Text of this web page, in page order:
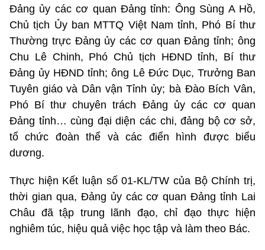
Đảng ủy các cơ quan Đảng tỉnh: Ông Sùng A Hồ,
Chủ tịch Ủy ban MTTQ Việt Nam tỉnh, Phó Bí thư
Thường trực Đảng ủy các cơ quan Đảng tỉnh; ông
Chu Lê Chinh, Phó Chủ tịch HĐND tỉnh, Bí thư
Đảng ủy HĐND tỉnh; ông Lê Đức Dục, Trưởng Ban
Tuyên giáo và Dân vận Tỉnh ủy; bà Đào Bích Vân,
Phó Bí thư chuyên trách Đảng ủy các cơ quan
Đảng tỉnh… cùng đại diện các chi, đảng bộ cơ sở,
tổ chức đoàn thể và các điển hình được biểu
dương.
Thực hiện Kết luận số 01-KL/TW của Bộ Chính trị,
thời gian qua, Đảng ủy các cơ quan Đảng tỉnh Lai
Châu đã tập trung lãnh đạo, chỉ đạo thực hiện
nghiêm túc, hiệu quả việc học tập và làm theo Bác.